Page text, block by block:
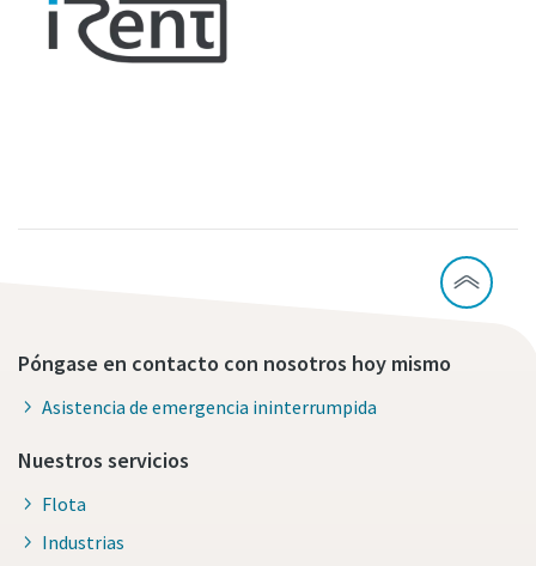
Póngase en contacto con nosotros hoy mismo
Asistencia de emergencia ininterrumpida
Nuestros servicios
Flota
Industrias